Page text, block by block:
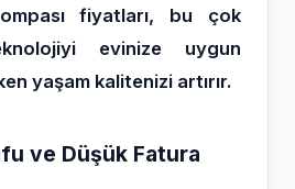
fiyatları, bu çok
evinize uygun
yaşam kalitenizi artırır.
ve Düşük Fatura